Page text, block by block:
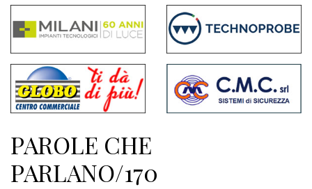
commenti
Contenuti
del
sito
Meteo
PAROLE CHE
PARLANO/170